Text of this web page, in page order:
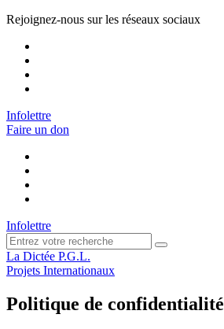
Rejoignez-nous sur les réseaux sociaux
Infolettre
Faire un don
Infolettre
La Dictée P.G.L.
Projets Internationaux
Politique de confidentialité